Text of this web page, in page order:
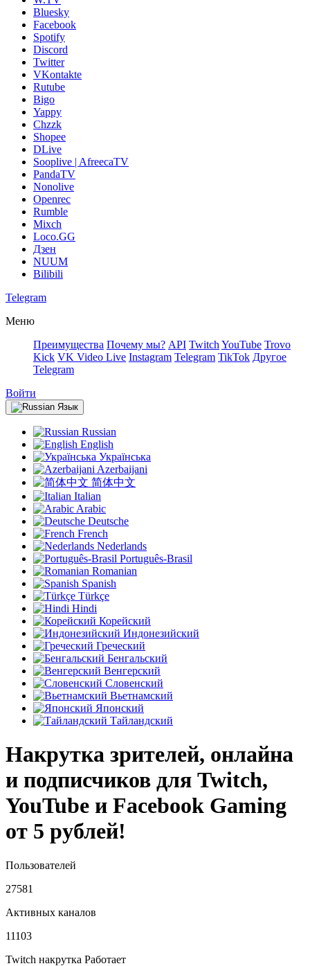
Bluesky
Facebook
Spotify
Discord
Twitter
VKontakte
Rutube
Bigo
Yappy
Chzzk
Shopee
DLive
Sooplive | AfreecaTV
PandaTV
Nonolive
Openrec
Rumble
Mixch
Loco.GG
Дзен
NUUM
Bilibili
Telegram
Меню
Преимущества Почему мы? API Twitch YouTube Trovo
Kick VK Video Live Instagram Telegram TikTok Другое
Telegram
Войти
Язык
Russian
English
Українська
Azerbaijani
简体中文
Italian
Arabic
Deutsche
French
Nederlands
Português-Brasil
Romanian
Spanish
Türkçe
Hindi
Корейский
Индонезийский
Греческий
Бенгальский
Венгерский
Словенский
Вьетнамский
Японский
Тайландский
Накрутка зрителей, онлайна
и подписчиков для Twitch,
YouTube и Facebook Gaming
от 5 рублей!
Пользователей
27581
Активных каналов
11103
Twitch накрутка Работает